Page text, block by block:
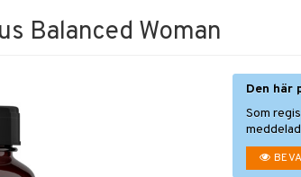
Balanced Woman
Den här
Som